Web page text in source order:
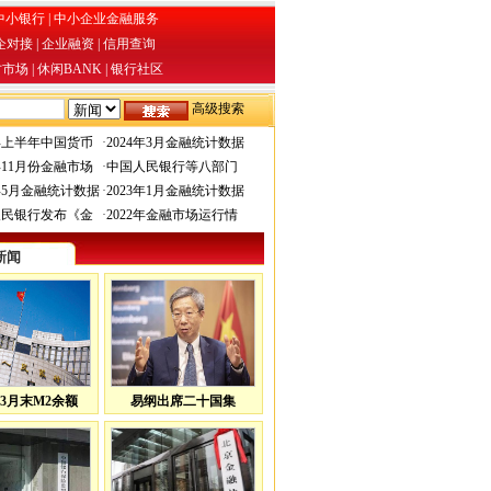
小银行 中小企业金融服务
对接 企业融资 信用查询
场 休闲BANK 银行社区
高级搜索
半年中国货币 ·2024年3月金融统计数据
月份金融市场
·中国人民银行等八部门
月金融统计数据 ·2023年1月金融统计数据
银行发布《金
·2022年金融市场运行情
闻
月末M2余额 易纲出席二十国集